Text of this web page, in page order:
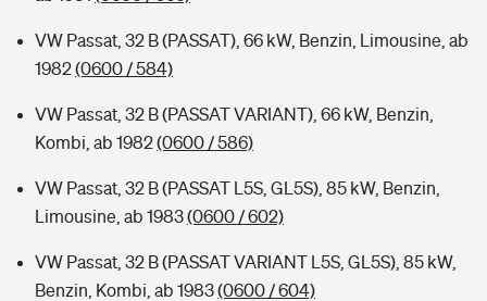
VW Passat, 32 B (PASSAT), 66 kW, Benzin, Limousine, ab
1982(0600 / 584)
VW Passat, 32 B (PASSAT VARIANT), 66 kW, Benzin,
Kombi, ab 1982(0600 / 586)
VW Passat, 32 B (PASSAT L5S, GL5S), 85 kW, Benzin,
Limousine, ab 1983(0600 / 602)
VW Passat, 32 B (PASSAT VARIANT L5S, GL5S), 85 kW,
Benzin, Kombi, ab 1983(0600 / 604)